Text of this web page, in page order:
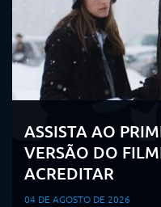
ASSISTA AO
VERSÃO DO
ACREDITAR
04 DE AGOSTO DE 2026